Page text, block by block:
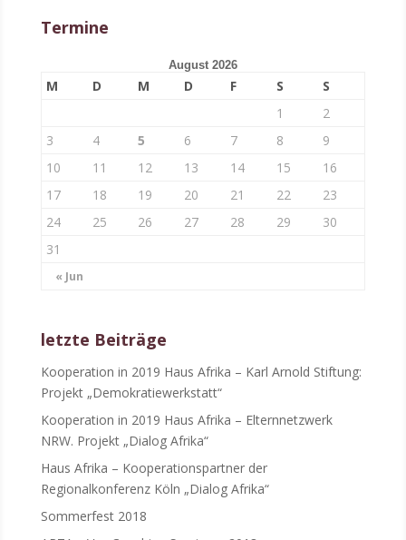
Termine
August 2026
M D M D F S S
« Jun
1
2
3
4 5 6 7 8
9
10
11 12 13 14 15
16
17
18 19 20 21 22
23
24
25 26 27 28 29
30
31
letzte Beiträge
Kooperation in 2019 Haus Afrika – Karl Arnold Stiftung:
Projekt „Demokratiewerkstatt“
Kooperation in 2019 Haus Afrika – Elternnetzwerk
NRW. Projekt „Dialog Afrika“
Haus Afrika – Kooperationspartner der
Regionalkonferenz Köln „Dialog Afrika“
Sommerfest 2018